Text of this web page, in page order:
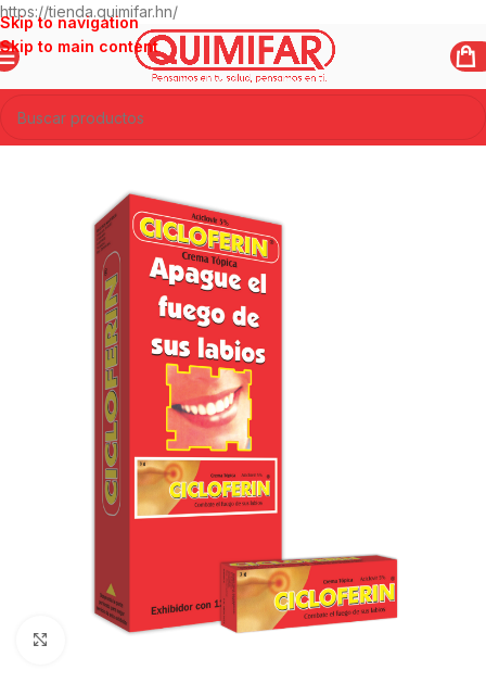
https://tienda.quimifar.hn/
Skip to navigation
Skip to main content
Clic para ampliar